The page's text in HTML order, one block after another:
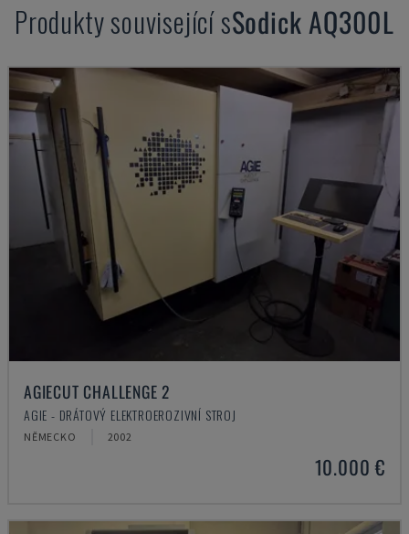
Produkty související sSodickAQ300L
AGIECUT CHALLENGE 2
AGIE - DRÁTOVÝ ELEKTROEROZIVNÍ STROJ
NĚMECKO 2002
10.000 €